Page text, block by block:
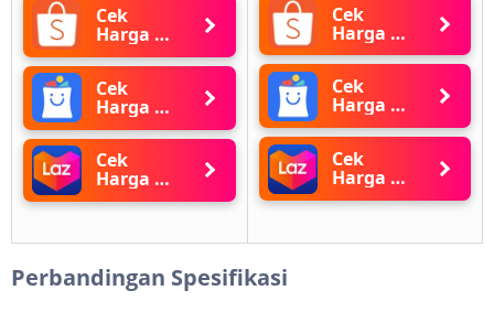
Cek
Harga di
Shopee
Cek
Harga di
Blibli
Cek
Harga di
Lazada
Cek
Harga di
Shopee
Cek
Harga di
Blibli
Cek
Harga di
Lazada
Perbandingan Spesifikasi